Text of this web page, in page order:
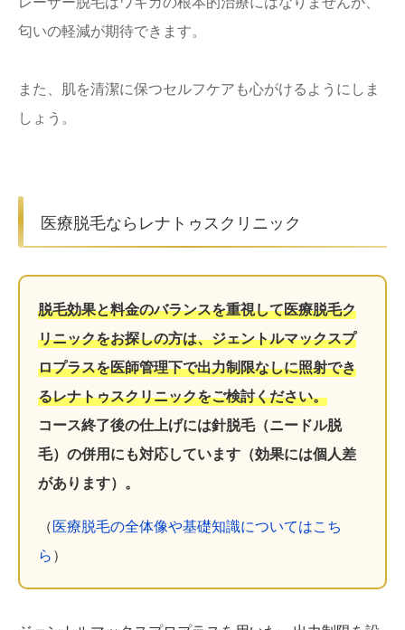
匂いの軽減が期待できます。
また、肌を清潔に保つセルフケアも心がけるようにしま
しょう。
医療脱毛ならレナトゥスクリニック
脱毛効果と料金のバランスを重視して医療脱毛ク
リニックをお探しの方は、ジェントルマックスプ
ロプラスを医師管理下で出力制限なしに照射でき
るレナトゥスクリニックをご検討ください。
コース終了後の仕上げには針脱毛（ニードル脱
毛）の併用にも対応しています（効果には個人差
があります）。
（医療脱毛の全体像や基礎知識についてはこち
ら）